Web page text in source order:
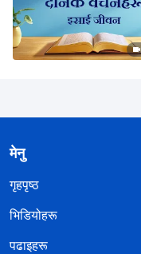
मेनु
गृहपृष्ठ
भिडियोहरू
पढाइहरू